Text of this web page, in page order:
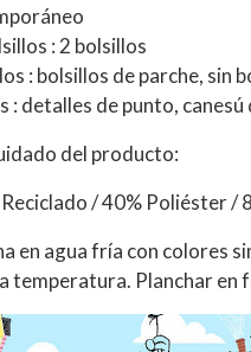
: 2 bolsillos
: bolsillos de parche, sin
: detalles de punto,
del producto:
/ 40% Poliéster /
en agua fría con colores
temperatura. Planchar en